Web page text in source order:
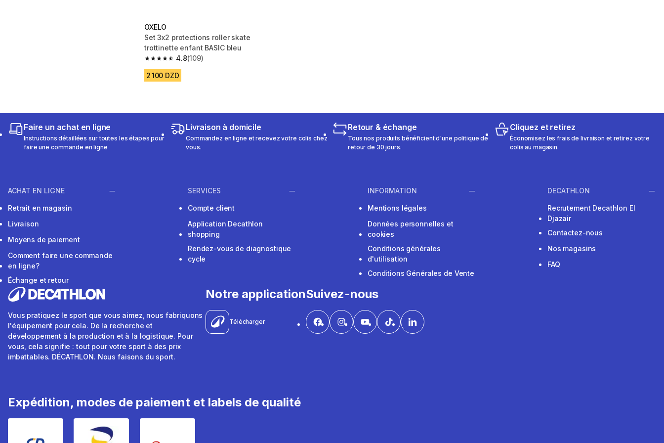
OXELO
Set 3x2 protections roller skate
trottinette enfant BASIC bleu
4.8
4.8 out of 5 stars from 109 reviews
(109)
2 100 DZD
Faire un achat en ligne
Instructions détaillées sur toutes les étapes pour
faire une commande en ligne
Livraison à domicile
Commandez en ligne et recevez votre colis chez
vous.
Retour & échange
Tous nos produits bénéficient d'une politique de
retour de 30 jours.
Cliquez et retirez
Économisez les frais de livraison et retirez votre
colis au magasin.
ACHAT EN LIGNE
Retrait en magasin
Livraison
Moyens de paiement
Comment faire une commande
en ligne?
Échange et retour
SERVICES
Compte client
Application Decathlon
shopping
Rendez-vous de diagnostique
cycle
INFORMATION
Mentions légales
Données personnelles et
cookies
Conditions générales
d'utilisation
Conditions Générales de Vente
DECATHLON
Recrutement Decathlon El
Djazair
Contactez-nous
Nos magasins
FAQ
Vous pratiquez le sport que vous aimez, nous fabriquons
l'équipement pour cela. De la recherche et
développement à la production et à la logistique. Pour
vous, cela signifie : tout pour votre sport à des prix
imbattables. DÉCATHLON. Nous faisons du sport.
Notre application
Télécharger
Suivez-nous
Expédition, modes de paiement et labels de qualité